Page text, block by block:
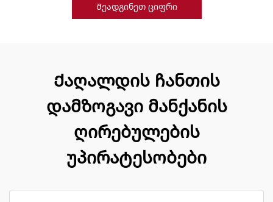
Შეადგინეთ ციფრი
Ქაღალდის ჩანთის
დამზოგავი მანქანის
ღირებულების
უპირატესობები